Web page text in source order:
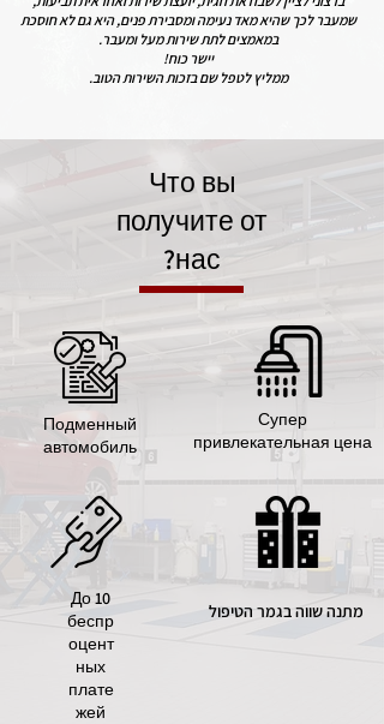
שמעבר לכך שהיא מאד נעימה ומסבירת פנים, היא גם לא חוסכת
במאמצים לתת שירות מעל ומעבר.
יישר כוח!
ממליץ לטפל שם בזכות השירות הטוב.
Что вы
получите от
нас?
Подменный
автомобиль
Супер
привлекательная цена
До 10
беспр
оцент
ных
плате
жей
מתנה שווה בגמר הטיפול